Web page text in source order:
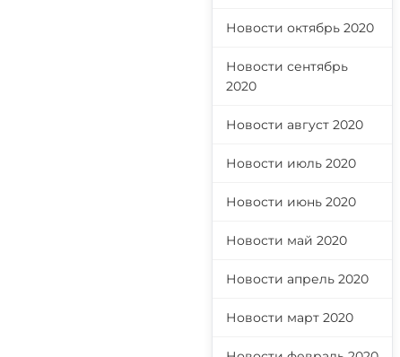
Новости октябрь 2020
Новости сентябрь
2020
Новости август 2020
Новости июль 2020
Новости июнь 2020
Новости май 2020
Новости апрель 2020
Новости март 2020